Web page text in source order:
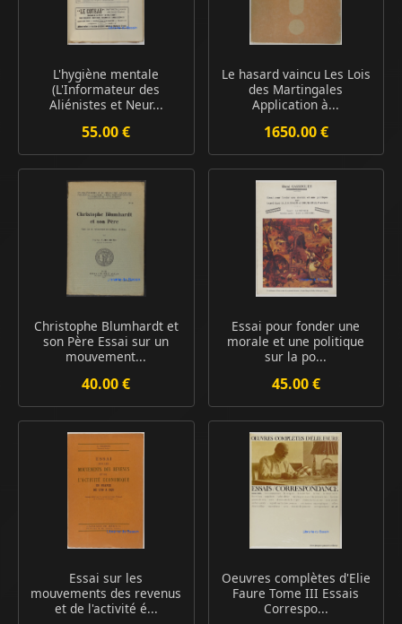
L'hygiène mentale
(L'Informateur des
Aliénistes et Neur...
55.00 €
Le hasard vaincu Les Lois
des Martingales
Application à...
1650.00 €
Christophe Blumhardt et
son Père Essai sur un
mouvement...
40.00 €
Essai pour fonder une
morale et une politique
sur la po...
45.00 €
Essai sur les
mouvements des revenus
et de l'activité é...
Oeuvres complètes d'Elie
Faure Tome III Essais
Correspo...